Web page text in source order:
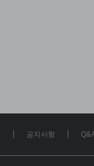
공지사항